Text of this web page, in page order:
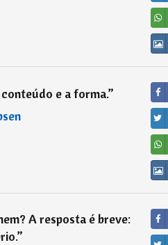
e a forma.”
A resposta é breve:
”